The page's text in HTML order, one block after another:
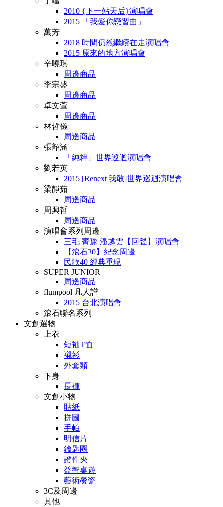
2010 {下一站天后}演唱會
2015 「我愛你戀習曲」
萬芳
2018 時間仍然繼續在走演唱會
2015 原來的地方演唱會
辛曉琪
周邊商品
李宗盛
周邊商品
卓文萱
周邊商品
林哲儀
周邊商品
張韶涵
「純粹」世界巡迴演唱會
劉若英
2015 [Renext 我敢]世界巡迴演唱會
梁靜茹
周邊商品
周興哲
周邊商品
演唱會系列周邊
三毛 齊豫 潘越雲【回聲】演唱會
【滾石30】紀念周邊
民歌40 經典重現
SUPER JUNIOR
周邊商品
flumpool 凡人譜
2015 台北演唱會
滾石聯名系列
文創選物
上衣
短袖T恤
襯衫
外套類
下身
長褲
文創小物
貼紙
拼圖
手帕
明信片
鑰匙圈
證件夾
益智桌遊
藝術餐瓷
3C及周邊
其他